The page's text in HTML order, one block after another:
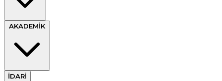
AKADEMİK
İDARİ